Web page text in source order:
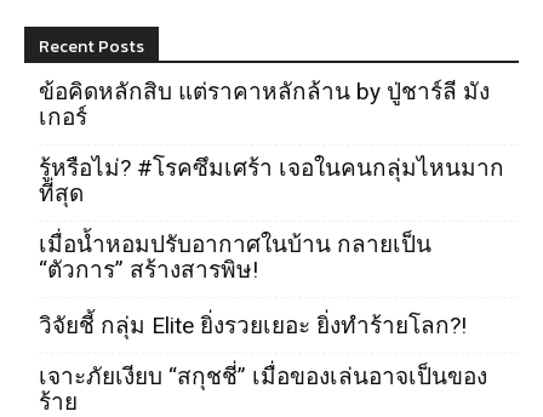
Recent Posts
ข้อคิดหลักสิบ แต่ราคาหลักล้าน by ปู่ชาร์ลี มัง
เกอร์
รู้หรือไม่? #โรคซึมเศร้า เจอในคนกลุ่มไหนมาก
ที่สุด
เมื่อน้ำหอมปรับอากาศในบ้าน กลายเป็น
“ตัวการ” สร้างสารพิษ!
วิจัยชี้ กลุ่ม Elite ยิ่งรวยเยอะ ยิ่งทำร้ายโลก?!
เจาะภัยเงียบ “สกุชชี่” เมื่อของเล่นอาจเป็นของ
ร้าย